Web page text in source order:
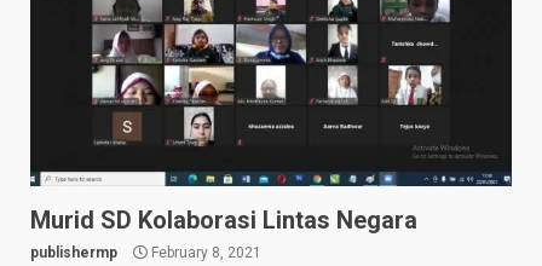
Murid SD Kolaborasi Lintas Negara
publishermp February 8, 2021